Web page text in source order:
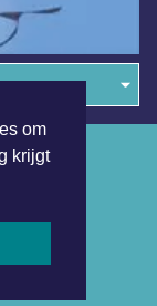
om
krijgt